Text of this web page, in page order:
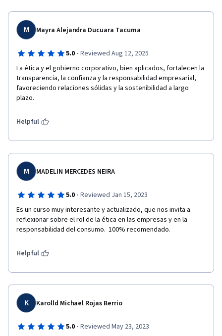
M Mayra Alejandra Ducuara Tacuma
5.0 · Reviewed Aug 12, 2025
La ética y el gobierno corporativo, bien aplicados, fortalecen la
transparencia, la confianza y la responsabilidad empresarial,
favoreciendo relaciones sólidas y la sostenibilidad a largo
plazo.
Helpful
M MADELIN MERCEDES NEIRA
5.0 · Reviewed Jan 15, 2023
Es un curso muy interesante y actualizado, que nos invita a
reflexionar sobre el rol de la ética en las empresas y en la
responsabilidad del consumo.  100% recomendado.
Helpful
K Karolld Michael Rojas Berrio
5.0 · Reviewed May 23, 2023